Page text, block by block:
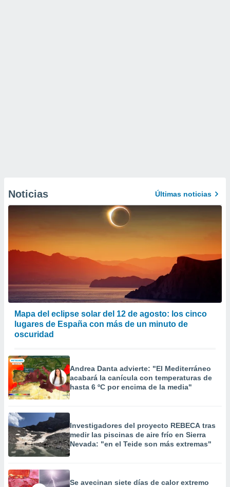
Noticias Últimas noticias
Mapa del eclipse solar del 12 de agosto: los cinco
lugares de España con más de un minuto de
oscuridad
Andrea Danta advierte: "El Mediterráneo
acabará la canícula con temperaturas de
hasta 6 ºC por encima de la media"
Investigadores del proyecto REBECA tras
medir las piscinas de aire frío en Sierra
Nevada: "en el Teide son más extremas"
Se avecinan siete días de calor extremo